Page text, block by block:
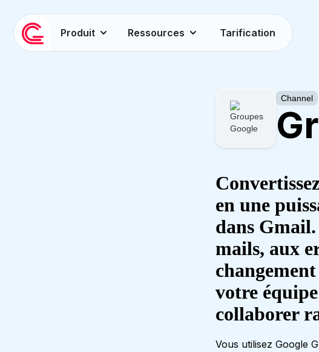
Produit Ressources Tarification
Channel
en une
dans
mails, aux
votre
collaborer
Vous utilisez Google